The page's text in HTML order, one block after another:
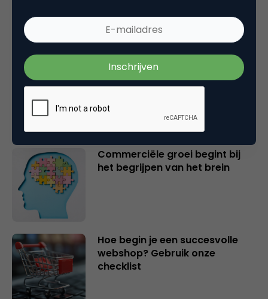
5 lessen uit miljoenen
klantreisanalyses
Commerciële groei begint bij
het begrijpen van het brein
Hoe begin je een succesvolle
webshop? Gebruik onze
checklist